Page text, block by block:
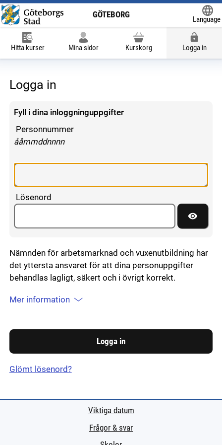
GÖTEBORG
Language
Hitta kurser Mina sidor Kurskorg Logga in
Logga in
Fyll i dina inloggninguppgifter
Personnummer
enligt följande mönster:
ååmmddnnnn
Lösenord
Visa
Nämnden för arbetsmarknad och vuxenutbildning har
det yttersta ansvaret för att dina personuppgifter
behandlas lagligt, säkert och i övrigt korrekt.
Mer information
Glömt lösenord?
Viktiga datum
Frågor & svar